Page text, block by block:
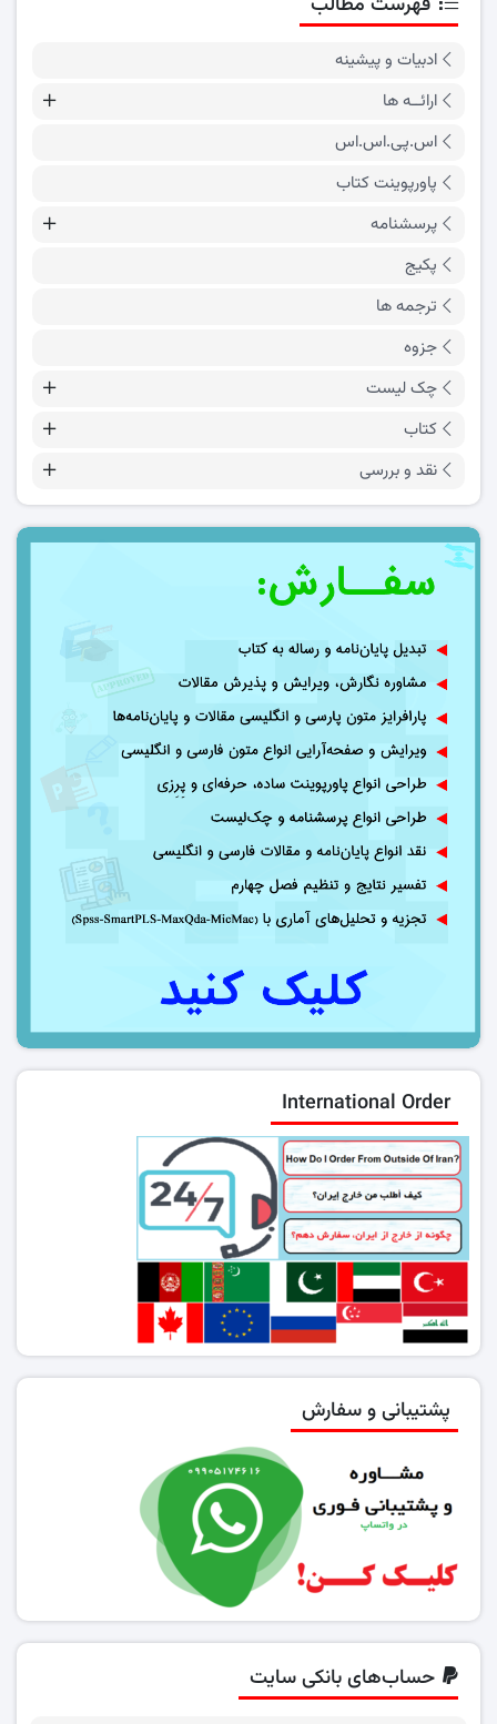
ادبیات و پیشینه
ارائــه ها
اس.پی.اس.اس
پاورپوینت کتاب
پرسشنامه
پکیج
ترجمه ها
جزوه
چک لیست
کتاب
نقد و بررسی
International Order
پشتیبانی و سفارش
حساب‌های بانکی سایت